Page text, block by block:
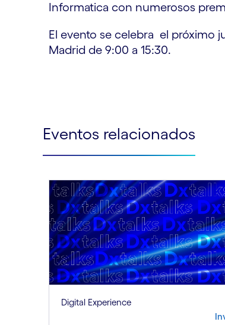
Informatica con numerosos
El evento se celebra el próximo
Madrid de 9:00 a 15:30.
Eventos relacionados
Digital Experience